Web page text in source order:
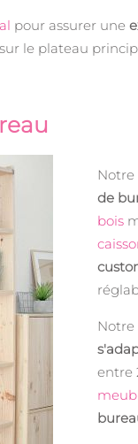
pour assurer une
le plateau
de
bois
Notre
entre